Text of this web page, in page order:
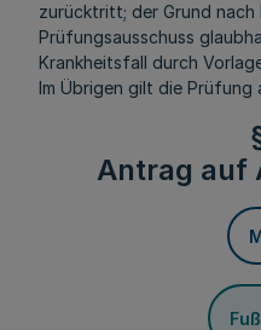
zurücktritt; der Grund nach
Prüfungsausschuss
Krankheitsfall durch
Im Übrigen gilt die Prüfung
Antrag auf